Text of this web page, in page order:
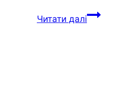
Читати даліЗахистити